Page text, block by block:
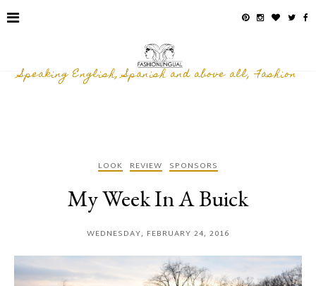
Speaking English, Spanish and above all, Fashion
LOOK REVIEW SPONSORS
My Week In A Buick
WEDNESDAY, FEBRUARY 24, 2016